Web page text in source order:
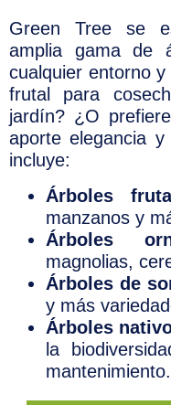
Green Tree se
amplia gama de
cualquier entorno
frutal para
jardín? ¿O
aporte elegancia
incluye:
Árboles
manzanos y
Árboles
magnolias,
Árboles de
y más
Árboles
la
mantenimiento.